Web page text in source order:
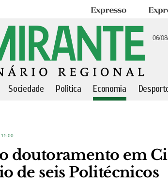
Expresso
06/
Sociedade Política Economia
15:00
doutoramento em
de seis Politécnicos